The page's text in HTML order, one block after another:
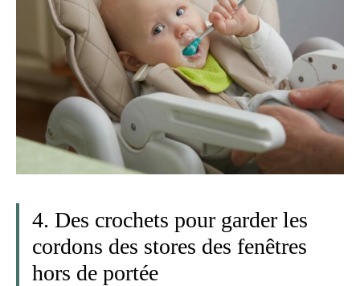
4. Des crochets pour garder les
cordons des stores des fenêtres
hors de portée